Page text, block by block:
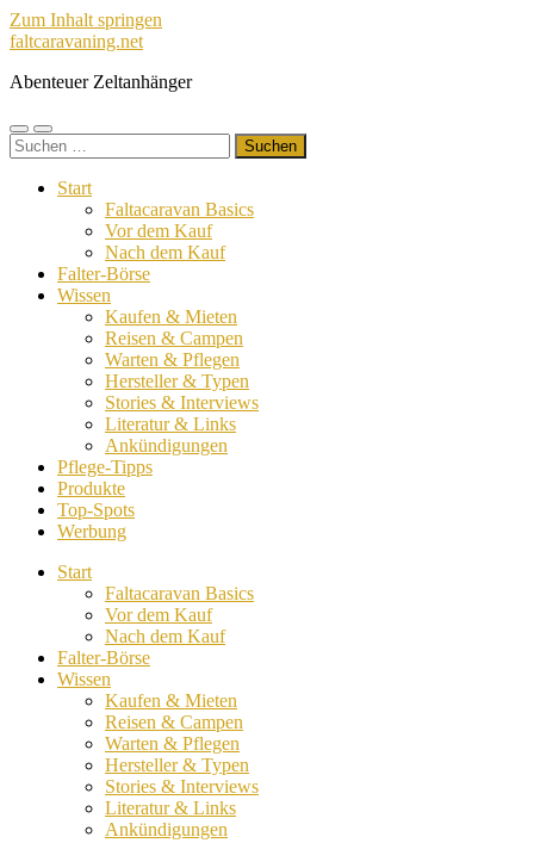
Zum Inhalt springen
faltcaravaning.net
Abenteuer Zeltanhänger
Mobile-
Menü
Suchfeld
ein-/ausblenden
Suchen
nach:
Start
Faltacaravan Basics
Vor dem Kauf
Nach dem Kauf
Falter-Börse
Wissen
Kaufen & Mieten
Reisen & Campen
Warten & Pflegen
Hersteller & Typen
Stories & Interviews
Literatur & Links
Ankündigungen
Pflege-Tipps
Produkte
Top-Spots
Werbung
Start
Faltacaravan Basics
Vor dem Kauf
Nach dem Kauf
Falter-Börse
Wissen
Kaufen & Mieten
Reisen & Campen
Warten & Pflegen
Hersteller & Typen
Stories & Interviews
Literatur & Links
Ankündigungen